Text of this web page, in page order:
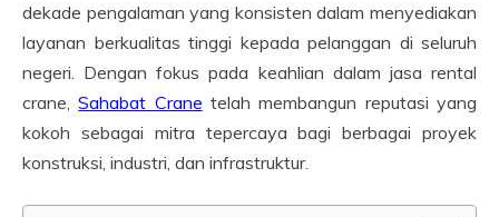
dekade pengalaman yang konsisten dalam menyediakan
layanan berkualitas tinggi kepada pelanggan di seluruh
negeri. Dengan fokus pada keahlian dalam jasa rental
crane,Sahabat Crane telah membangun reputasi yang
kokoh sebagai mitra tepercaya bagi berbagai proyek
konstruksi, industri, dan infrastruktur.